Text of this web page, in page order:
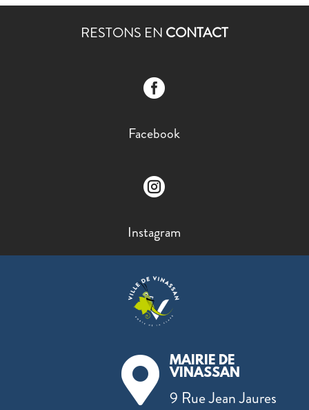
RESTONS EN CONTACT

Facebook

Instagram

MAIRIE DE
VINASSAN
9 Rue Jean Jaures